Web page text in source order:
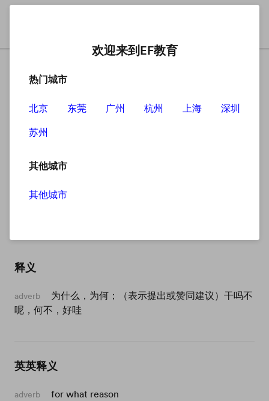
why
释义
adverb
为什么，为何；（表示提出或赞同建议）干吗不
呢，何不，好哇
英英释义
adverb for what reason
欢迎来到EF教育
热门城市
北京 东莞 广州 杭州 上海
深圳
苏州
其他城市
其他城市